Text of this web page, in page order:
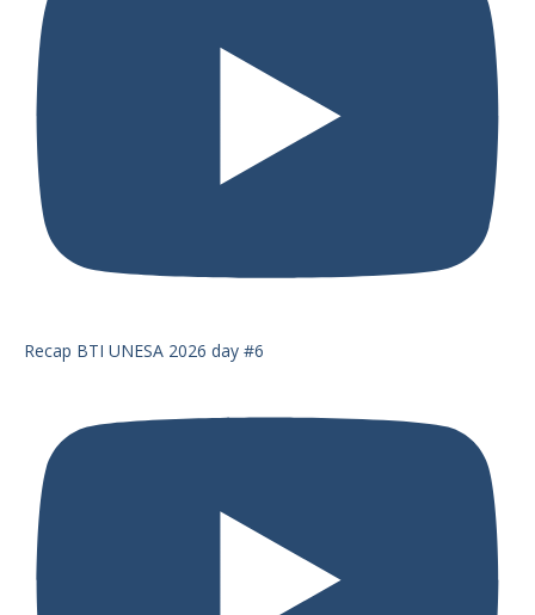
Recap BTI UNESA 2026 day #6